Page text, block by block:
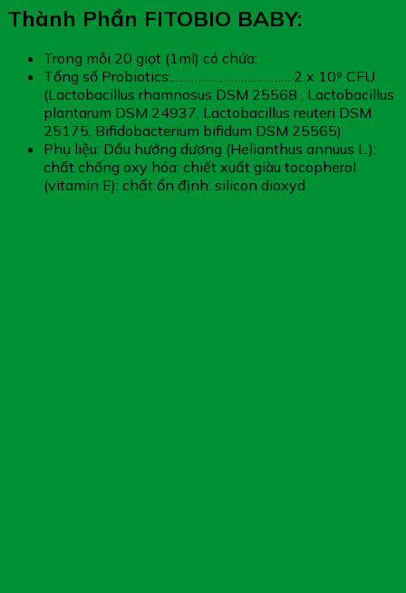
Thành Phần FITOBIO BABY:
Trong mỗi 20 giọt (1ml) có chứa:
Tổng số Probiotics:……………………………….2 x 10⁹ CFU
(Lactobacillus rhamnosus DSM 25568 , Lactobacillus
plantarum DSM 24937, Lactobacillus reuteri DSM
25175, Bifidobacterium bifidum DSM 25565)
Phụ liệu: Dầu hướng dương (Helianthus annuus L.);
chất chống oxy hóa: chiết xuất giàu tocopherol
(vitamin E); chất ổn định: silicon dioxyd